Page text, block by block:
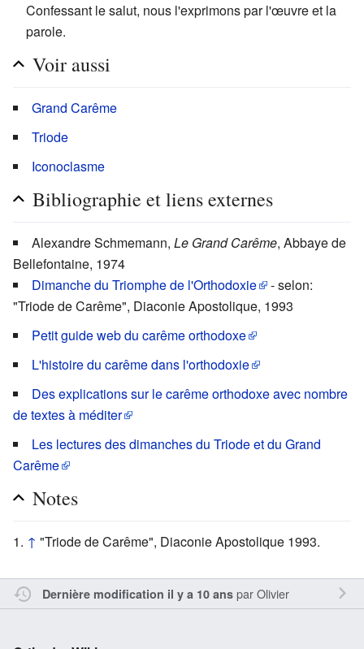
Confessant le salut, nous l'exprimons par l'œuvre et la
parole.
Voir aussi
Grand Carême
Triode
Iconoclasme
Bibliographie et liens externes
Alexandre Schmemann, Le Grand Carême, Abbaye de
Bellefontaine, 1974
Dimanche du Triomphe de l'Orthodoxie
- selon:
"Triode de Carême", Diaconie Apostolique, 1993
Petit guide web du carême orthodoxe
L'histoire du carême dans l'orthodoxie
Des explications sur le carême orthodoxe avec nombre
de textes à méditer
Les lectures des dimanches du Triode et du Grand
Carême
Notes
↑ "Triode de Carême", Diaconie Apostolique 1993.
Dernière modification il y a 10 ansparOlivier